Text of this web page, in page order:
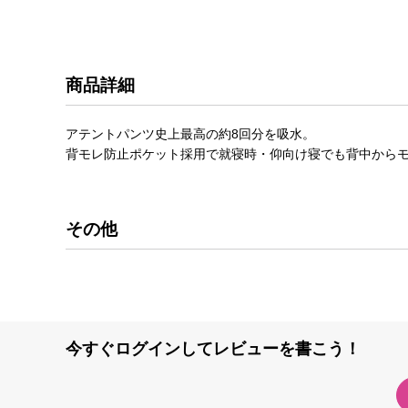
商品詳細
アテントパンツ史上最高の約8回分を吸水。
背モレ防止ポケット採用で就寝時・仰向け寝でも背中からモ
その他
今すぐログインしてレビューを書こう！